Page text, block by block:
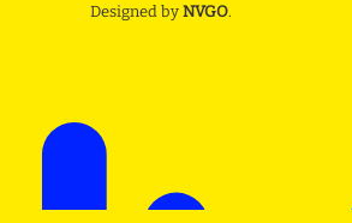
Designed by NVGO.